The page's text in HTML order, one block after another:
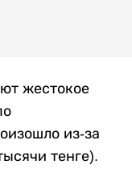
жестокое
из-за
тенге).